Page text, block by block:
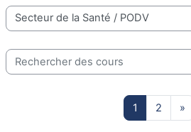
Catégories de cours
Rechercher des cours
1 Page 1
2 Page 2
»